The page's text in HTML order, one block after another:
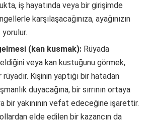
iş hayatında veya bir girişimde
karşılaşacağınıza, ayağınızın
yorulur.
(kan kusmak): Rüyada
veya kan kustuğunu görmek,
Kişinin yaptığı bir hatadan
duyacağına, bir sırrının ortaya
bir yakınının vefat edeceğine işarettir.
elde edilen bir kazancın da